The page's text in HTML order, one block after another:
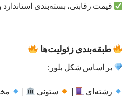
قیمت رقابتی، بسته‌بندی
طبقه‌بندی زئولیت‌ها
بر اساس شکل بلور:
رشته‌ای | ستونی |